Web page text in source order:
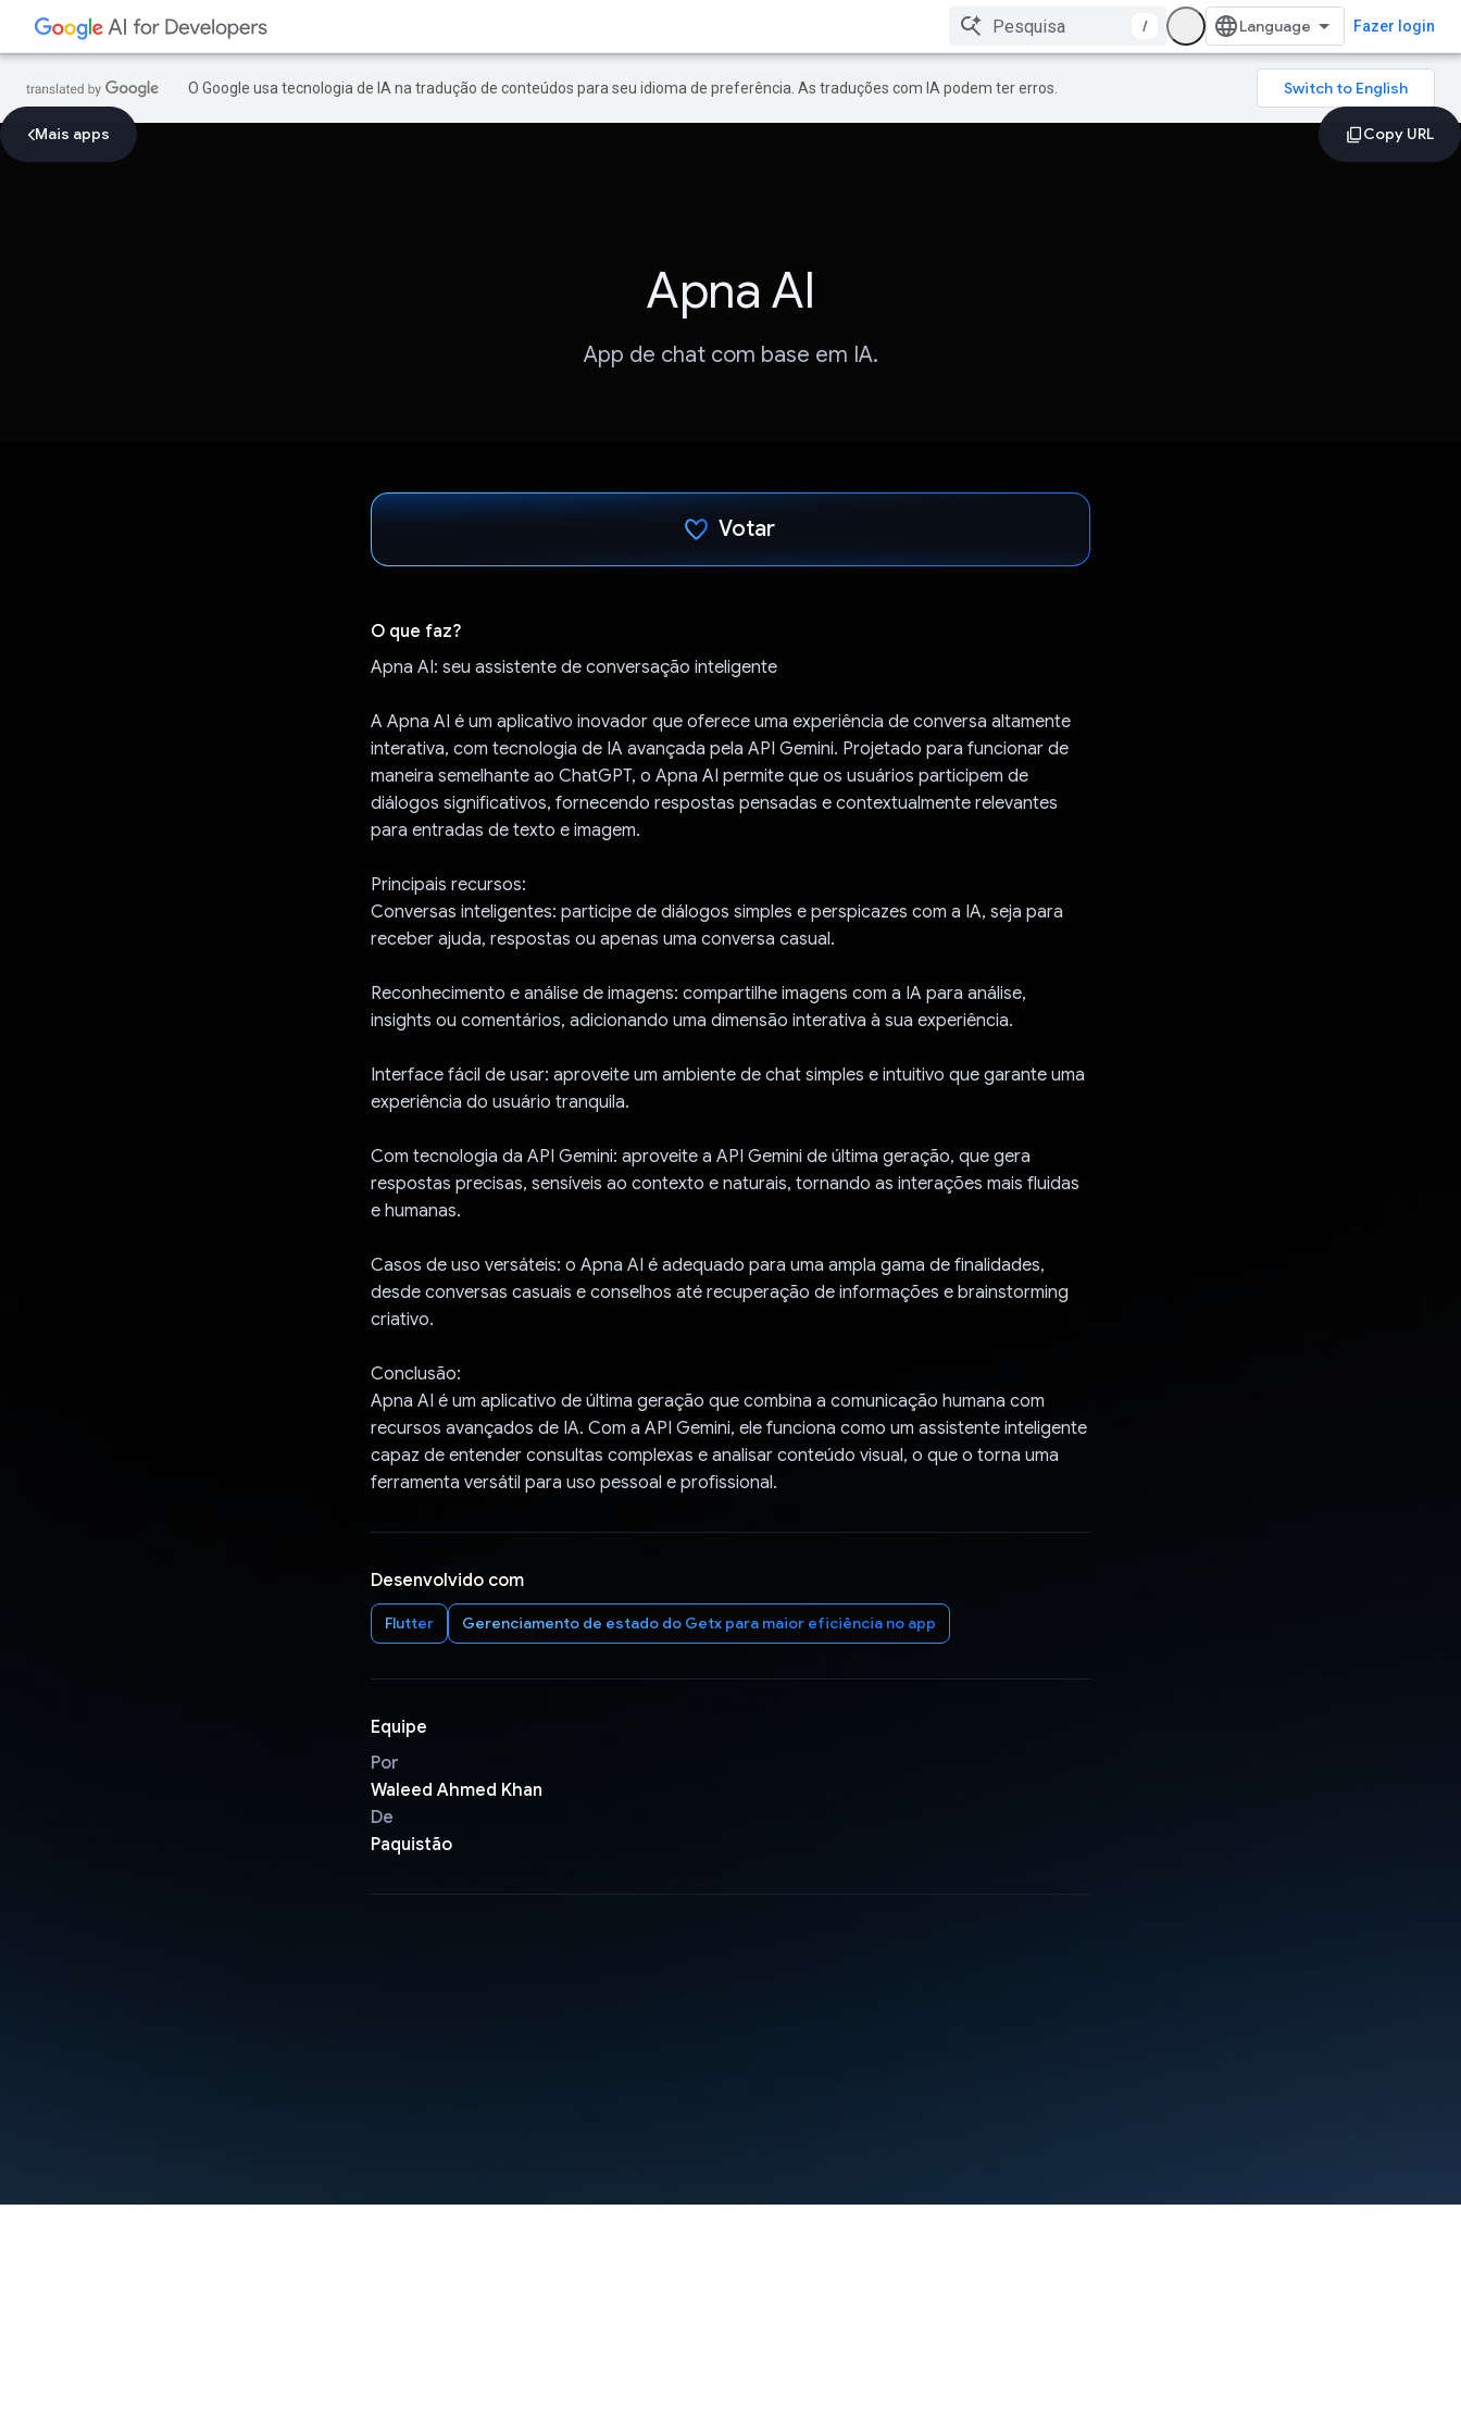
/ Fazer login
O Google usa tecnologia de IA na tradução de conteúdos para seu idioma de preferência. As traduções com IA podem ter erros.
Mais apps
Apna AI
App de chat com base em IA.
Votar
O que faz?
Apna AI: seu assistente de conversação inteligente
A Apna AI é um aplicativo inovador que oferece uma experiência de conversa altamente
interativa, com tecnologia de IA avançada pela API Gemini. Projetado para funcionar de
maneira semelhante ao ChatGPT, o Apna AI permite que os usuários participem de
diálogos significativos, fornecendo respostas pensadas e contextualmente relevantes
para entradas de texto e imagem.
Principais recursos:
Conversas inteligentes: participe de diálogos simples e perspicazes com a IA, seja para
receber ajuda, respostas ou apenas uma conversa casual.
Reconhecimento e análise de imagens: compartilhe imagens com a IA para análise,
insights ou comentários, adicionando uma dimensão interativa à sua experiência.
Interface fácil de usar: aproveite um ambiente de chat simples e intuitivo que garante uma
experiência do usuário tranquila.
Com tecnologia da API Gemini: aproveite a API Gemini de última geração, que gera
respostas precisas, sensíveis ao contexto e naturais, tornando as interações mais fluidas
e humanas.
Casos de uso versáteis: o Apna AI é adequado para uma ampla gama de finalidades,
desde conversas casuais e conselhos até recuperação de informações e brainstorming
criativo.
Conclusão:
Apna AI é um aplicativo de última geração que combina a comunicação humana com
recursos avançados de IA. Com a API Gemini, ele funciona como um assistente inteligente
capaz de entender consultas complexas e analisar conteúdo visual, o que o torna uma
ferramenta versátil para uso pessoal e profissional.
Desenvolvido com
Flutter Gerenciamento de estado do Getx para maior eficiência no app
Equipe
Por
Waleed Ahmed Khan
De
Paquistão